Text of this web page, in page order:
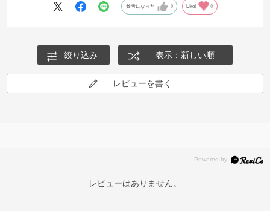
参考になった 0 Like! 0
絞り込み 表示：新しい順
レビューを書く
レビューはありません。